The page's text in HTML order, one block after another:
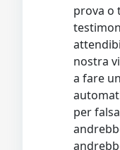
prova o
nostra
a fare
per